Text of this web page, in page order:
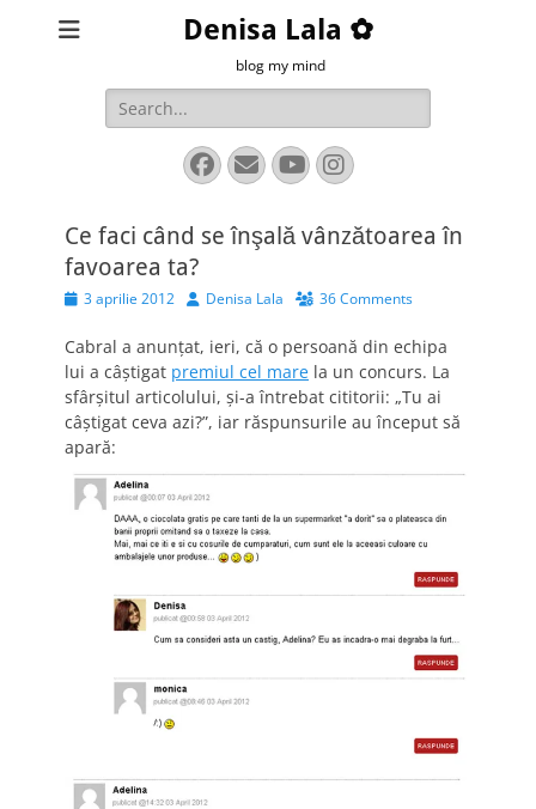
Denisa Lala ✿
blog my mind
Search
for:
Facebook
EmailYouTube
Instagram
Ce faci când se înşală vânzătoarea în
favoarea ta?
Posted
3 aprilie 2012 AuthorDenisa Lala 36 Comments
Cabral a anunţat, ieri, că o persoană din echipa
lui a câştigat premiul cel mare la un concurs. La
sfârşitul articolului, şi-a întrebat cititorii: „Tu ai
câştigat ceva azi?”, iar răspunsurile au început să
apară: